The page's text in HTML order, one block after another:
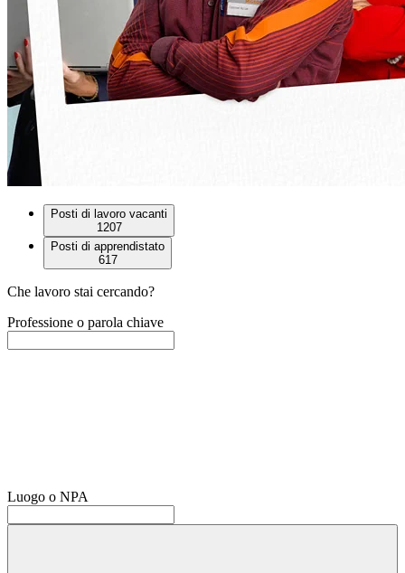
Posti di lavoro vacanti
1207
Posti di apprendistato
617
Che lavoro stai cercando?
Professione o parola chiave
Luogo o NPA